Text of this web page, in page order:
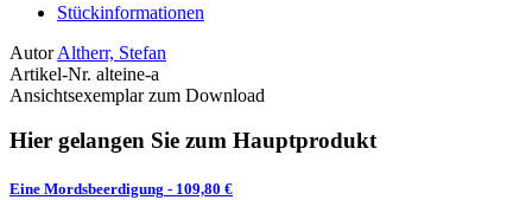
Stückinformationen
Autor Altherr, Stefan
Artikel-Nr. alteine-a
Ansichtsexemplar zum Download
Hier gelangen Sie zum Hauptprodukt
Eine Mordsbeerdigung - 109,80 €